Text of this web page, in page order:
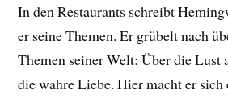
In den Restaurants schreibt
er seine Themen. Er grübelt nach
Themen seiner Welt: Über die Lust
die wahre Liebe. Hier macht er sich